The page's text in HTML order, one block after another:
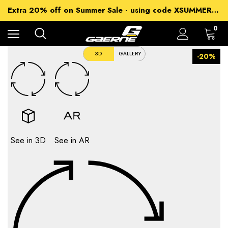
Extra 20% off on Summer Sale - using code XSUMMER2026
Free Shipping on all orders over 99£
15% off Sitewide - using code XSUMMER2026
0
-20%
3D GALLERY
See in 3D See in AR